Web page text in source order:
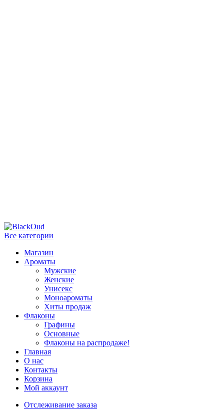
Все категории
Магазин
Ароматы
Мужские
Женские
Унисекс
Моноароматы
Хиты продаж
Флаконы
Графины
Основные
Флаконы на распродаже!
Главная
О нас
Контакты
Корзина
Мой аккаунт
Отслеживание заказа